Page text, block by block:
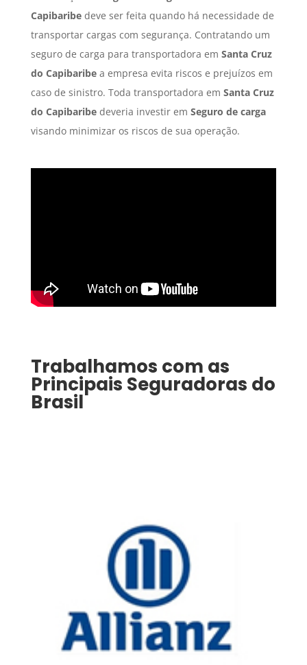
Capibaribedeve ser feita quando há necessidade de
transportar cargas com segurança. Contratando um
seguro de carga para transportadora em Santa Cruz
do Capibaribea empresa evita riscos e prejuízos em
caso de sinistro. Toda transportadora em Santa Cruz
do Capibaribedeveria investir em Seguro de carga
visando minimizar os riscos de sua operação.
Trabalhamos com as
Principais Seguradoras do
Brasil